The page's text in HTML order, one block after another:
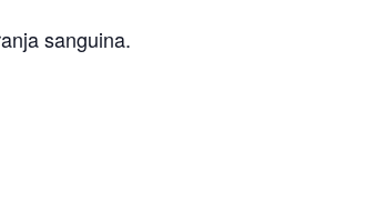
sanguina.